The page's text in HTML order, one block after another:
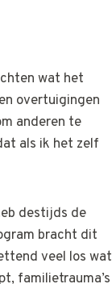
wat het
overtuigingen
anderen te
als ik het zelf
destijds de
bracht dit
veel los wat
familietrauma’s